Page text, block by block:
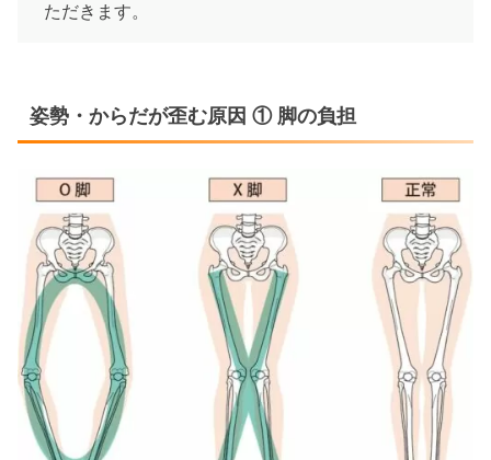
ただきます。
姿勢・からだが歪む原因 ① 脚の負担